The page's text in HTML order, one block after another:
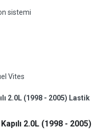
sistemi
Vites
2.0L (1998 - 2005) Lastik
2.0L (1998 - 2005)